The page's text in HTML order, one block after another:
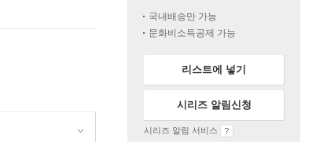
국내배송만 가능
문화비소득공제 가능
리스트에 넣기
시리즈 알림신청
시리즈 알림 서비스